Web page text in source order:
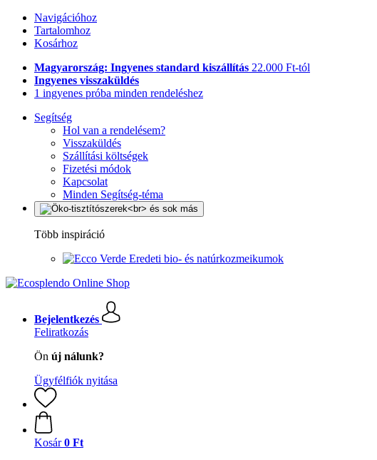
Navigációhoz
Tartalomhoz
Kosárhoz
Magyarország: Ingyenes standard kiszállítás 22.000 Ft-tól
Ingyenes visszaküldés
1 ingyenes próba minden rendeléshez
Segítség
Hol van a rendelésem?
Visszaküldés
Szállítási költségek
Fizetési módok
Kapcsolat
Minden Segítség-téma
Több inspiráció
Eredeti bio- és natúrkozmeikumok
Bejelentkezés
Feliratkozás
Ön új nálunk?
Ügyfélfiók nyitása
Kosár 0 Ft